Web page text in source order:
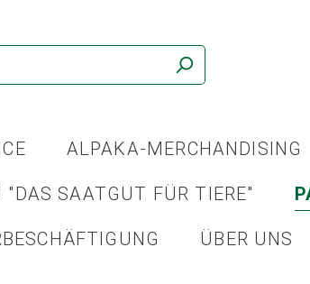
ALPAKA-MERCHANDISING
"DAS SAATGUT FÜR TIERE"
ÜBER UNS